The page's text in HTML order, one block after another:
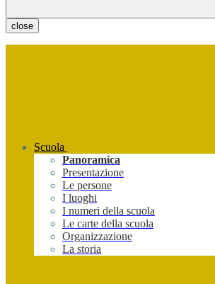
close
Scuola
Panoramica
Presentazione
Le persone
I luoghi
I numeri della scuola
Le carte della scuola
Organizzazione
La storia